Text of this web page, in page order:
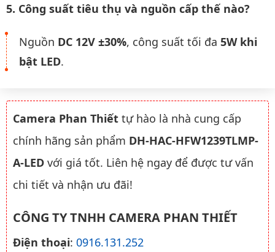
5. Công suất tiêu thụ và nguồn cấp thế nào?
Nguồn DC 12V ±30%, công suất tối đa 5W khi
bật LED.
Camera Phan Thiết tự hào là nhà cung cấp
chính hãng sản phẩm DH-HAC-HFW1239TLMP-
A-LED với giá tốt. Liên hệ ngay để được tư vấn
chi tiết và nhận ưu đãi!
CÔNG TY TNHH CAMERA PHAN THIẾT
Điện thoại: 0916.131.252